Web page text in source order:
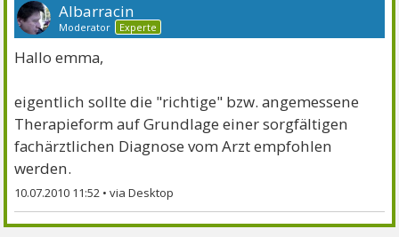
Albarracin
Moderator Experte
Hallo emma,
eigentlich sollte die "richtige" bzw. angemessene
Therapieform auf Grundlage einer sorgfältigen
fachärztlichen Diagnose vom Arzt empfohlen
werden.
10.07.2010 11:52 •